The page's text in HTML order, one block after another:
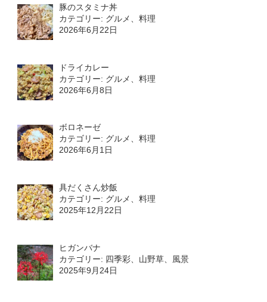
豚のスタミナ丼
カテゴリー: グルメ、料理
2026年6月22日
ドライカレー
カテゴリー: グルメ、料理
2026年6月8日
ボロネーゼ
カテゴリー: グルメ、料理
2026年6月1日
具だくさん炒飯
カテゴリー: グルメ、料理
2025年12月22日
ヒガンバナ
カテゴリー: 四季彩、山野草、風景
2025年9月24日